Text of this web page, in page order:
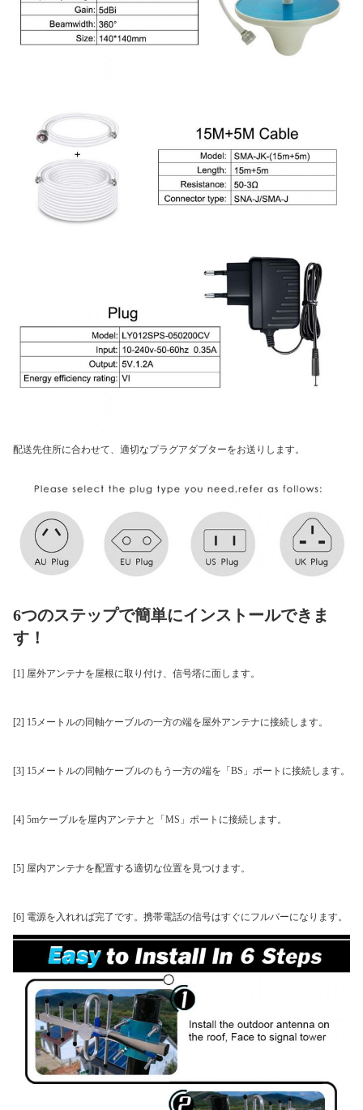
配送先住所に合わせて、適切なプラグアダプターをお送りします。
6つのステップで簡単にインストールできま
す！
[1] 屋外アンテナを屋根に取り付け、信号塔に面します。
[2] 15メートルの同軸ケーブルの一方の端を屋外アンテナに接続します。
[3] 15メートルの同軸ケーブルのもう一方の端を「BS」ポートに接続します。
[4] 5mケーブルを屋内アンテナと「MS」ポートに接続します。
[5] 屋内アンテナを配置する適切な位置を見つけます。
[6] 電源を入れれば完了です。携帯電話の信号はすぐにフルバーになります。